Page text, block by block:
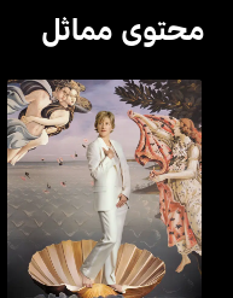
محتوى مماثل
إيلين دوجينرس: ذا بيغينينغ